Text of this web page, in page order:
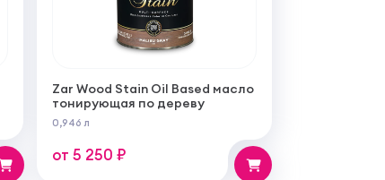
Zar Wood Stain Oil Based масло
тонирующая по дереву
0,946 л
от 5 250 ₽